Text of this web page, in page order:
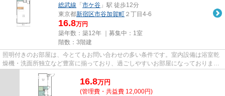
総武線 「 市ケ谷 」駅 徒歩12分
東京都新宿区市谷加賀町 ２丁目4-6
16.8万円
築年数：築12年 ｜募集中： 1室
階数：3階建
照明付きのお部屋は、今とてもお問い合わせの多い条件です。室内設備は浴室乾
燥機・洗面所独立など豊富に揃っており、過ごしやすいお部屋になっておりま
す。耐火性に優れているRC構造...
16.8万円
(管理費・共益費 12,000円)